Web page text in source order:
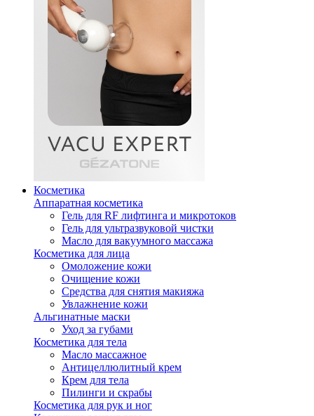
Косметика
Аппаратная косметика
Гель для RF лифтинга и микротоков
Гель для ультразвуковой чистки
Масло для вакуумного массажа
Косметика для лица
Омоложение кожи
Очищение кожи
Средства для снятия макияжа
Увлажнение кожи
Альгинатные маски
Уход за губами
Косметика для тела
Масло массажное
Антицеллюлитный крем
Крем для тела
Пилинги и скрабы
Косметика для рук и ног